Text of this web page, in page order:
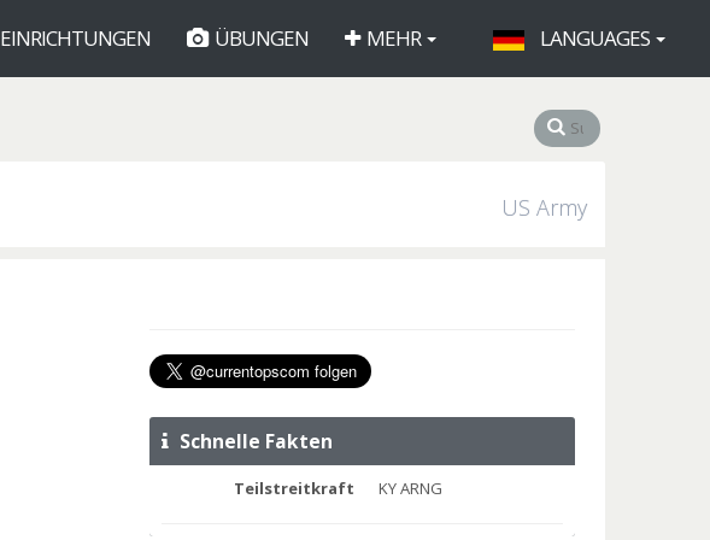
EINRICHTUNGEN ÜBUNGEN MEHR LANGUAGES
US Army
Schnelle Fakten
Teilstreitkraft KY ARNG